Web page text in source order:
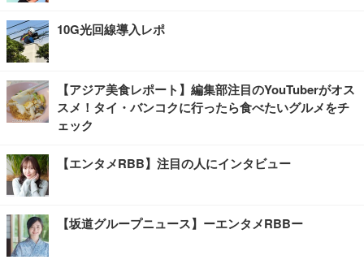
10G光回線導入レポ
【アジア美食レポート】編集部注目のYouTuberがオス
スメ！タイ・バンコクに行ったら食べたいグルメをチ
ェック
【エンタメRBB】注目の人にインタビュー
【坂道グループニュース】ーエンタメRBBー